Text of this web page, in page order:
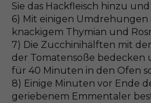
Sie das Hackfleisch hinzu
6) Mit einigen
knackigem Thymian und
7) Die Zucchinihälften mit
der Tomatensoße bedecken
für 40 Minuten in den Ofen
8) Einige Minuten vor Ende
geriebenem Emmentaler